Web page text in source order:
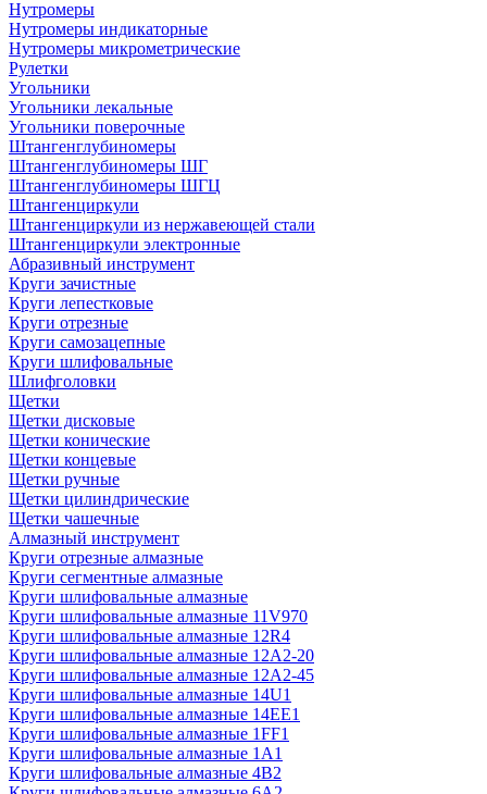
Нутромеры
Нутромеры индикаторные
Нутромеры микрометрические
Рулетки
Угольники
Угольники лекальные
Угольники поверочные
Штангенглубиномеры
Штангенглубиномеры ШГ
Штангенглубиномеры ШГЦ
Штангенциркули
Штангенциркули из нержавеющей стали
Штангенциркули электронные
Абразивный инструмент
Круги зачистные
Круги лепестковые
Круги отрезные
Круги самозацепные
Круги шлифовальные
Шлифголовки
Щетки
Щетки дисковые
Щетки конические
Щетки концевые
Щетки ручные
Щетки цилиндрические
Щетки чашечные
Алмазный инструмент
Круги отрезные алмазные
Круги сегментные алмазные
Круги шлифовальные алмазные
Круги шлифовальные алмазные 11V970
Круги шлифовальные алмазные 12R4
Круги шлифовальные алмазные 12А2-20
Круги шлифовальные алмазные 12А2-45
Круги шлифовальные алмазные 14U1
Круги шлифовальные алмазные 14ЕЕ1
Круги шлифовальные алмазные 1FF1
Круги шлифовальные алмазные 1А1
Круги шлифовальные алмазные 4В2